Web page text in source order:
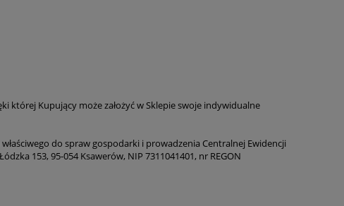
której Kupujący może założyć w Sklepie swoje indywidualne
do spraw gospodarki i prowadzenia Centralnej Ewidencji
153, 95-054 Ksawerów, NIP 7311041401, nr REGON